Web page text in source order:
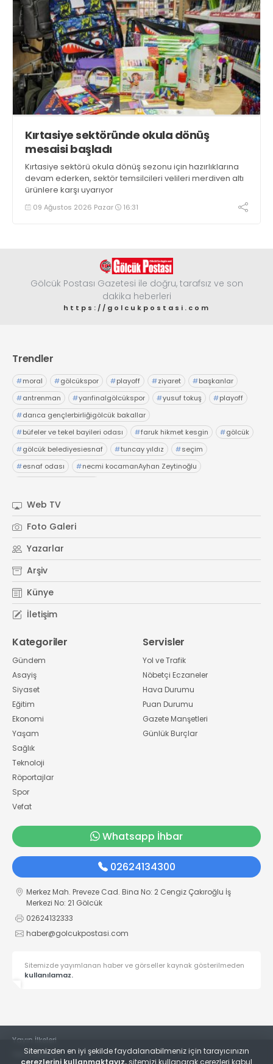
Kırtasiye sektöründe okula dönüş
mesaisi başladı
Kırtasiye sektörü okula dönüş sezonu için hazırlıklarına
devam ederken, sektör temsilcileri velileri merdiven altı
ürünlere karşı uyarıyor
09 Ağustos 2026 Pazar 16:31
Gölcük Postası Gazetesi ile doğru, tarafsız ve son
dakika heberleri
https://golcukpostasi.com
Trendler
#moral #gölcükspor #playoff #ziyaret #başkanlar
#antrenman #yarıfinalgölcükspor #yusuf tokuş #playoff
#darıca gençlerbirliğigölcük bakallar
#büfeler ve tekel bayileri odası #faruk hikmet kesgin #gölcük
#gölcük belediyesiesnaf #tuncay yıldız #seçim
#esnaf odası #necmi kocamanAyhan Zeytinoğlu
Web TV
Foto Galeri
Yazarlar
Arşiv
Künye
İletişim
Kategoriler
Gündem
Asayiş
Siyaset
Eğitim
Ekonomi
Yaşam
Sağlık
Teknoloji
Röportajlar
Spor
Vefat
Servisler
Yol ve Trafik
Nöbetçi Eczaneler
Hava Durumu
Puan Durumu
Gazete Manşetleri
Günlük Burçlar
Whatsapp İhbar
02624134300
Merkez Mah. Preveze Cad. Bina No: 2 Cengiz Çakıroğlu İş
Merkezi No: 21 Gölcük
02624132333
haber@golcukpostasi.com
Sitemizde yayımlanan haber ve görseller kaynak gösterilmeden
kullanılamaz.
Yayın İlkeleri
Veri Politikası
Sitemizden en iyi şekilde faydalanabilmeniz için tarayıcınızın
çerezlerini kullanmaktayız, sitemizi kullanarak çerezleri kabul